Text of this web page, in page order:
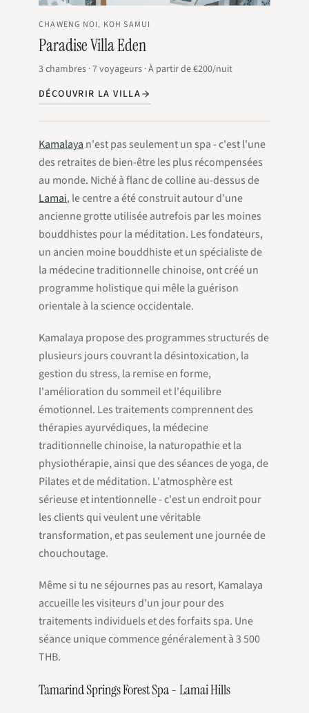
CHAWENG NOI, KOH SAMUI
Paradise Villa Eden
3chambres ·7voyageurs ·À partir de€200/nuit
DÉCOUVRIR LA VILLA
Kamalaya n'est pas seulement un spa - c'est l'une
des retraites de bien-être les plus récompensées
au monde. Niché à flanc de colline au-dessus de
Lamai, le centre a été construit autour d'une
ancienne grotte utilisée autrefois par les moines
bouddhistes pour la méditation. Les fondateurs,
un ancien moine bouddhiste et un spécialiste de
la médecine traditionnelle chinoise, ont créé un
programme holistique qui mêle la guérison
orientale à la science occidentale.
Kamalaya propose des programmes structurés de
plusieurs jours couvrant la désintoxication, la
gestion du stress, la remise en forme,
l'amélioration du sommeil et l'équilibre
émotionnel. Les traitements comprennent des
thérapies ayurvédiques, la médecine
traditionnelle chinoise, la naturopathie et la
physiothérapie, ainsi que des séances de yoga, de
Pilates et de méditation. L'atmosphère est
sérieuse et intentionnelle - c'est un endroit pour
les clients qui veulent une véritable
transformation, et pas seulement une journée de
chouchoutage.
Même si tu ne séjournes pas au resort, Kamalaya
accueille les visiteurs d'un jour pour des
traitements individuels et des forfaits spa. Une
séance unique commence généralement à 3 500
THB.
Tamarind Springs Forest Spa - Lamai Hills